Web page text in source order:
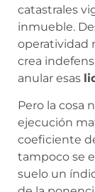
catastrales
inmueble.
operatividad
crea
anular esas
Pero la cosa
ejecución
coeficiente
tampoco se
suelo un